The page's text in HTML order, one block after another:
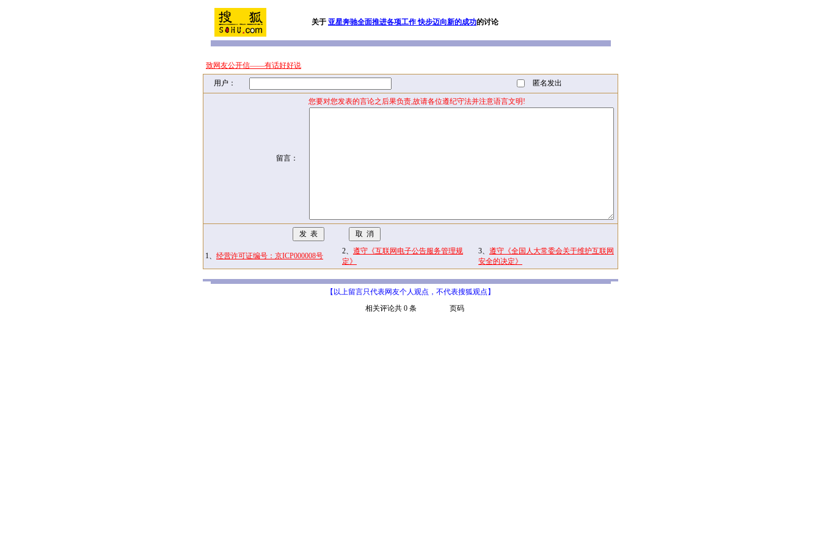
关于 亚星奔驰全面推进各项工作 快步迈向新的成功的讨论
致网友公开信——有话好好说
用户： 匿名发出
留言：
您要对您发表的言论之后果负责,故请各位遵纪守法并注意语言文明!
1、 经营许可证编号：京ICP000008号
2、 遵守《互联网电子公告服务管理规
定》
3、 遵守《全国人大常委会关于维护互联网
安全的决定》
【以上留言只代表网友个人观点，不代表搜狐观点】
相关评论共 0 条
页码